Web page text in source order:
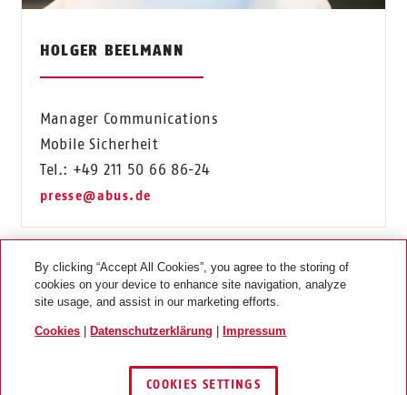
HOLGER BEELMANN
Manager Communications
Mobile Sicherheit
Tel.: +49 211 50 66 86-24
presse@abus.de
By clicking “Accept All Cookies”, you agree to the storing of
cookies on your device to enhance site navigation, analyze
site usage, and assist in our marketing efforts.
Cookies Datenschutzerklärung Impressum
COOKIES SETTINGS